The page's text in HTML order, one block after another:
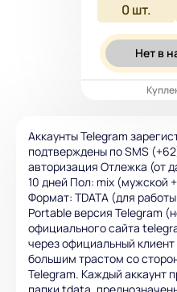
0шт.
Нет в
Аккаунты Telegram
подтверждены по SMS
авторизация Отлежка (от
10 дней Пол: mix (мужской
Формат: TDATA (для
Portable версия Telegram
официального сайта
через официальный
большим трастом со
Telegram. Каждый аккаунт